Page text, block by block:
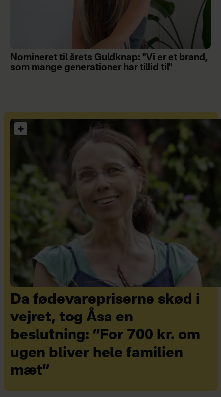
Nomineret til årets Guldknap: "Vi er et brand,
som mange generationer har tillid til"
Da fødevarepriserne skød i
vejret, tog Åsa en
beslutning: ”For 700 kr. om
ugen bliver hele familien
mæt”